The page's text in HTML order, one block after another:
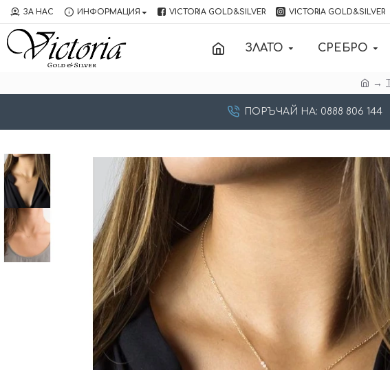
ЗА НАС ИНФОРМАЦИЯ VICTORIA GOLD&SILVER VICTORIA GOLD&SILVER
ЗЛАТО СРЕБРО
ПОРЪЧАЙ НА: 0888 806 144